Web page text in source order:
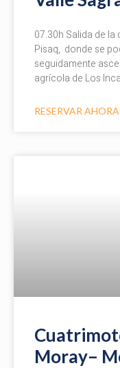
07.30h Salida de
Pisaq, donde se
seguidamente
agrícola de Los
RESERVAR AHORA
Moray–